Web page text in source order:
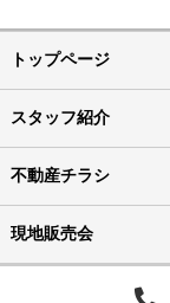
トップページ
スタッフ紹介
不動産チラシ
現地販売会